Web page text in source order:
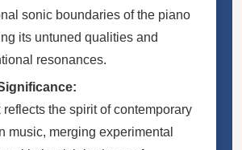
sonic boundaries of the piano
its untuned qualities and
resonances.
the spirit of contemporary
music, merging experimental